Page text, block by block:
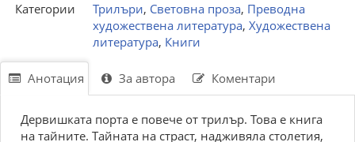
Категории
Трилъри, Световна проза, Преводна
художествена литература, Художествена
литература, Книги
Анотация За автора Коментари
Дервишката порта е повече от трилър. Това е книга
на тайните. Тайната на страст, надживяла столетия,